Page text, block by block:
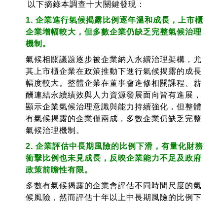
以下摘錄本調查十大關鍵發現：
1. 企業進行氣候揭露比例逐年溫和成長，上市櫃
企業增幅較大，但多數企業仍缺乏完整氣候治理
機制。
氣候相關議題逐步被企業納入永續治理架構，尤
其上市櫃企業在政策推動下進行氣候揭露的成長
幅度較大。整體企業在董事會進修相關課程、薪
酬連結永續績效與人力資源發展面向皆有進展，
顯示企業氣候治理意識與能力持續強化，但整體
有氣候揭露的企業僅兩成，多數企業仍缺乏完整
氣候治理機制。
2. 企業評估中長期風險的比例下滑，有量化財務
衝擊比例也未見成長，反映企業能力不足及政府
政策前瞻性有限。
多數有氣候揭露的企業會評估不同時間尺度的氣
候風險，然而評估十年以上中長期風險的比例下